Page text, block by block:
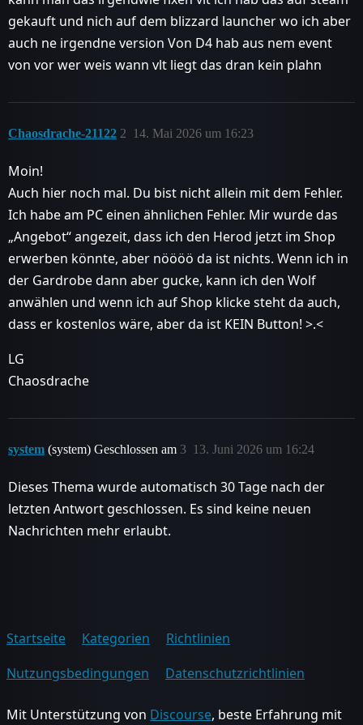
gekauft und nich auf dem blizzard launcher wo ich aber
auch ne irgendne version Von D4 hab aus nem event
von vor wer weis wann vlt liegt das dran kein plahn
Chaosdrache-21122 14. Mai 2026 um 16:23
2
Moin!
Auch hier noch mal. Du bist nicht allein mit dem Fehler.
Ich habe am PC einen ähnlichen Fehler. Mir wurde das
„Angebot“ angezeit, dass ich den Herod jetzt im Shop
erwerben könnte, aber nöööö da ist nichts. Wenn ich in
der Gardrobe dann aber gucke, kann ich den Wolf
anwählen und wenn ich auf Shop klicke steht da auch,
dass er kostenlos wäre, aber da ist KEIN Button! >.<
LG
Chaosdrache
system (system) Geschlossen am 13. Juni 2026 um 16:24
3
Dieses Thema wurde automatisch 30 Tage nach der
letzten Antwort geschlossen. Es sind keine neuen
Nachrichten mehr erlaubt.
Startseite Kategorien
Richtlinien
Nutzungsbedingungen
Datenschutzrichtlinien
Mit Unterstützung von Discourse, beste Erfahrung mit